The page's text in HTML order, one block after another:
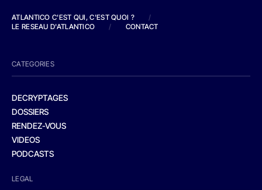
ATLANTICO C'EST QUI, C'EST QUOI ?
/
LE RESEAU D'ATLANTICO
/ CONTACT
CATEGORIES
DECRYPTAGES
DOSSIERS
RENDEZ-VOUS
VIDEOS
PODCASTS
LEGAL